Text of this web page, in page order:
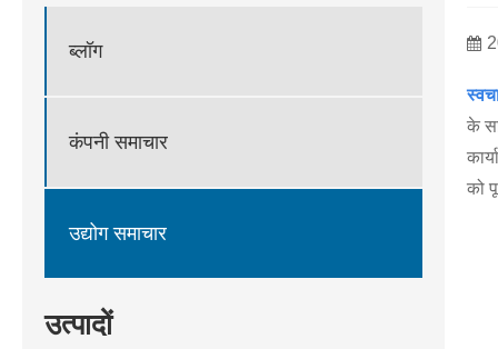
ब्लॉग
कंपनी समाचार
उद्योग समाचार
उत्पादों
के
को